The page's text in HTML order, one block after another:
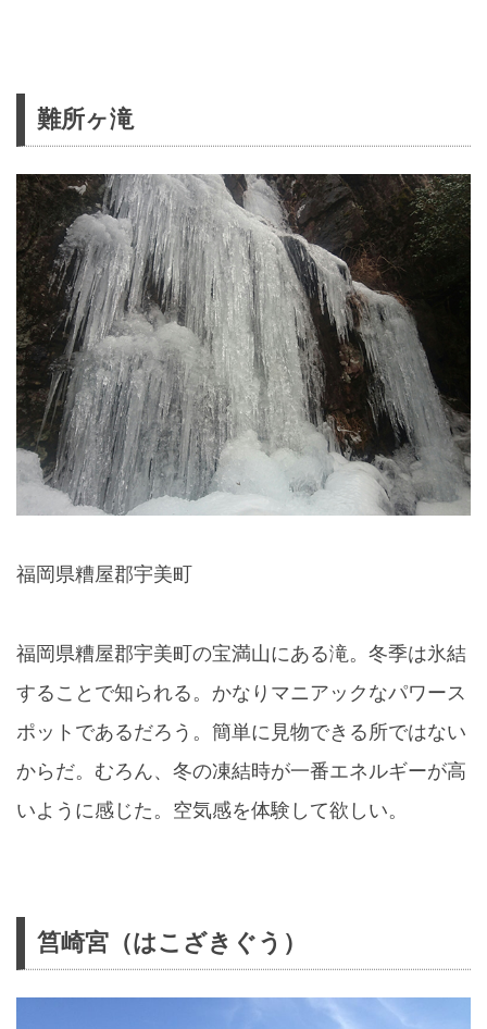
難所ヶ滝
福岡県糟屋郡宇美町
福岡県糟屋郡宇美町の宝満山にある滝。冬季は氷結
することで知られる。かなりマニアックなパワース
ポットであるだろう。簡単に見物できる所ではない
からだ。むろん、冬の凍結時が一番エネルギーが高
いように感じた。空気感を体験して欲しい。
筥崎宮（はこざきぐう）